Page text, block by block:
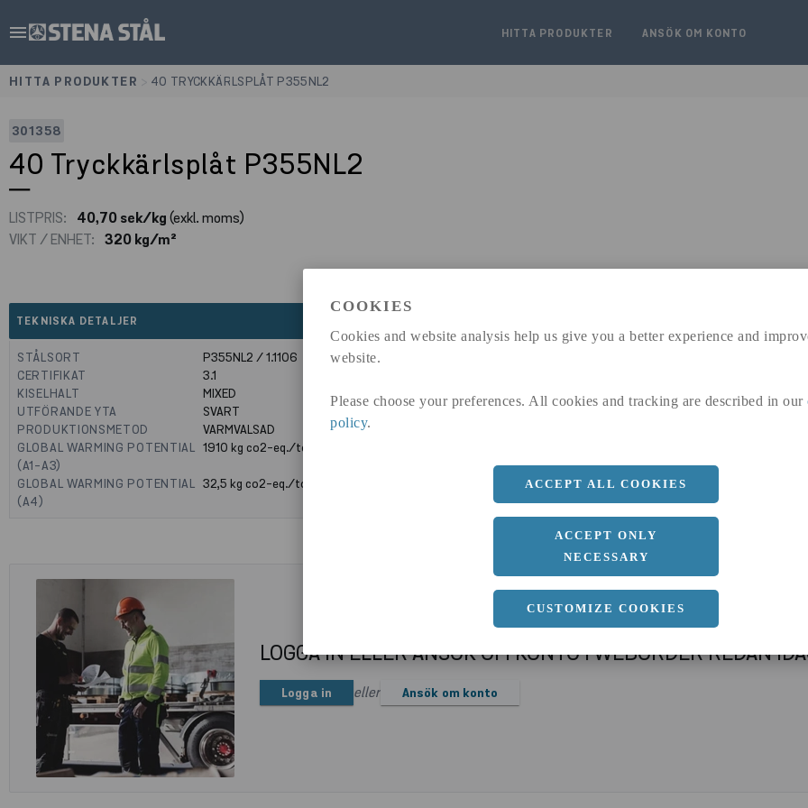
COOKIES
Cookies and website analysis help us give you a better experience and
website.
Please choose your preferences. All cookies and tracking are described in our
policy.
ACCEPT ALL COOKIES
ACCEPT ONLY
NECESSARY
CUSTOMIZE COOKIES
menu HITTA PRODUKTER ANSÖK OM KONTO
HITTA PRODUKTER 40 TRYCKKÄRLSPLÅT P355NL2
301358
40 Tryckkärlsplåt P355NL2
LISTPRIS: 40,70 sek/kg(exkl. moms)
VIKT / ENHET: 320 kg/m²
TEKNISKA DETALJER
STÅLSORT
P355NL2 / 1.1106
CERTIFIKAT
3.1
KISELHALT
MIXED
UTFÖRANDE YTA
SVART
PRODUKTIONSMETOD
VARMVALSAD
GLOBAL WARMING POTENTIAL
(A1-A3)
1910kg co2-eq./ton
GLOBAL WARMING POTENTIAL
(A4)
32,5kg co2-eq./ton
LOGGA IN ELLER ANSÖK OM KONTO I WEBORDER REDAN
Logga in eller Ansök om konto